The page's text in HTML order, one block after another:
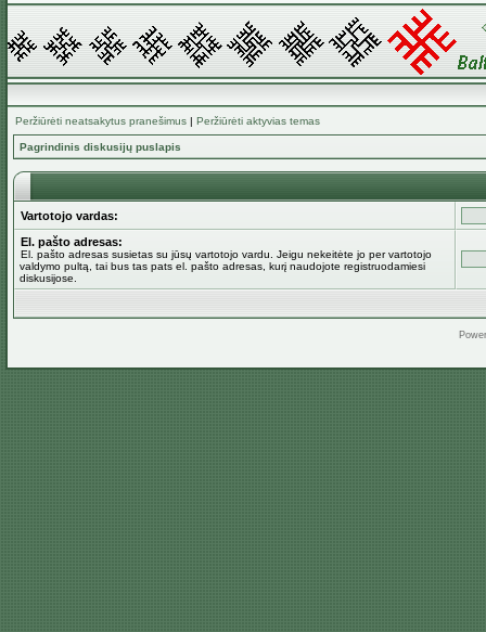
Peržiūrėti neatsakytus pranešimus | Peržiūrėti aktyvias temas
Pagrindinis diskusijų puslapis
Vartotojo vardas:
El. pašto adresas:
El. pašto adresas susietas su jūsų vartotojo vardu. Jeigu nekeitėte jo per vartotojo
valdymo pultą, tai bus tas pats el. pašto adresas, kurį naudojote registruodamiesi
diskusijose.